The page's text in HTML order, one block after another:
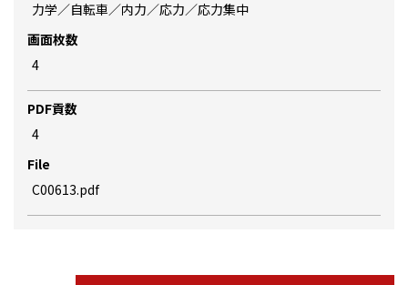
力学／自転車／内力／応力／応力集中
画面枚数
4
PDF貢数
4
File
C00613.pdf